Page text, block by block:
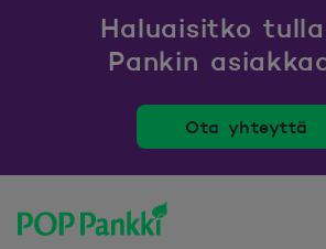
Haluaisitko
Pankin
Ota yhteyttä